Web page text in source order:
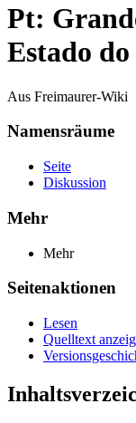
Pt:
Estado
Aus Freimaurer-Wiki
Namensräume
Seite
Diskussion
Mehr
Mehr
Seitenaktionen
Lesen
Quelltext